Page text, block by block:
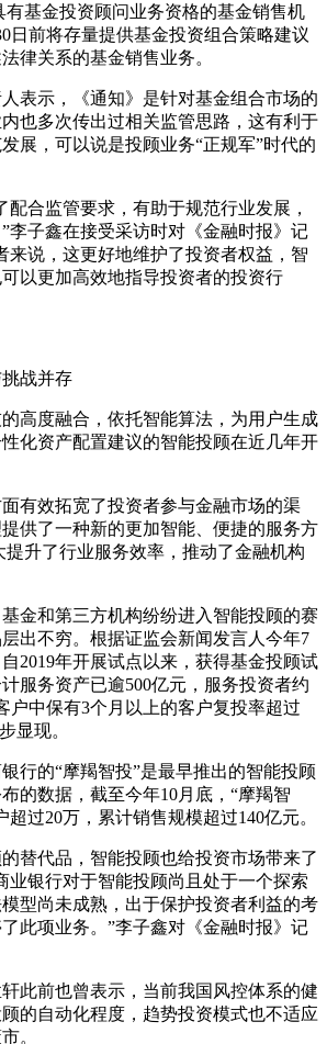
有基金投资顾问业务资格的基金销售机
日前将存量提供基金投资组合策略建议
律关系的基金销售业务。
表示，《通知》是针对基金组合市场的
也多次传出过相关监管思路，这有利于
展，可以说是投顾业务“正规军”时代的
配合监管要求，有助于规范行业发展，
李子鑫在接受采访时对《金融时报》记
来说，这更好地维护了投资者权益，智
以更加高效地指导投资者的投资行
战并存
高度融合，依托智能算法，为用户生成
化资产配置建议的智能投顾在近几年开
有效拓宽了投资者参与金融市场的渠
供了一种新的更加智能、便捷的服务方
升了行业服务效率，推动了金融机构
金和第三方机构纷纷进入智能投顾的赛
出不穷。根据证监会新闻发言人今年7
2019年开展试点以来，获得基金投顾试
服务资产已逾500亿元，服务投资者约
户中保有3个月以上的客户复投率超过
显现。
行的“摩羯智投”是最早推出的智能投顾
的数据，截至今年10月底，“摩羯智
过20万，累计销售规模超过140亿元。
替代品，智能投顾也给投资市场带来了
业银行对于智能投顾尚且处于一个探索
型尚未成熟，出于保护投资者利益的考
此项业务。”李子鑫对《金融时报》记
此前也曾表示，当前我国风控体系的健
的自动化程度，趋势投资模式也不适应
。